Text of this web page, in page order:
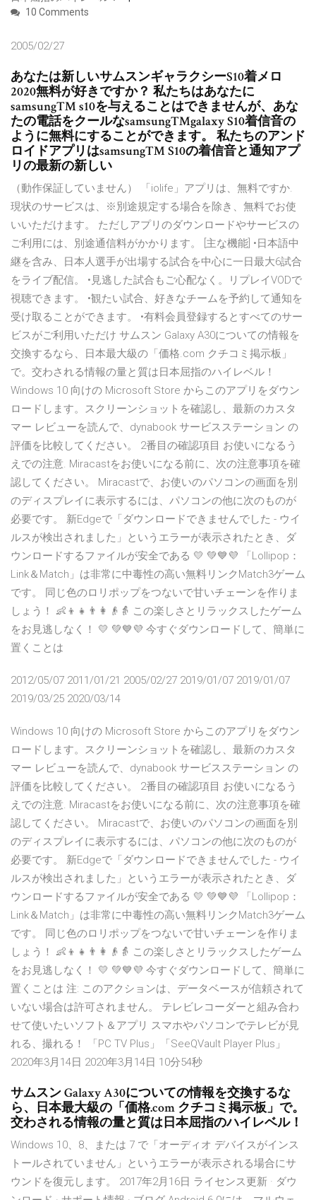
10 Comments
2005/02/27
あなたは新しいサムスンギャラクシーS10着メロ
2020無料が好きですか？ 私たちはあなたに
samsung™ s10を与えることはできませんが、あな
たの電話をクールなsamsung™galaxy S10着信音の
ように無料にすることができます。 私たちのアンド
ロイドアプリはsamsung™ S10の着信音と通知アプ
リの最新の新しい
（動作保証していません） 「iolife」アプリは、無料ですか.
現状のサービスは、※別途規定する場合を除き、無料でお使
いいただけます。 ただしアプリのダウンロードやサービスの
ご利用には、別途通信料がかかります。 [主な機能] •日本語中
継を含み、日本人選手が出場する試合を中心に一日最大6試合
をライブ配信。 •見逃した試合もご心配なく。リプレイVODで
視聴できます。 •観たい試合、好きなチームを予約して通知を
受け取ることができます。 •有料会員登録するとすべてのサー
ビスがご利用いただけ サムスン Galaxy A30についての情報を
交換するなら、日本最大級の「価格.com クチコミ掲示板」
で。交わされる情報の量と質は日本屈指のハイレベル！
Windows 10 向けの Microsoft Store からこのアプリをダウン
ロードします。スクリーンショットを確認し、最新のカスタ
マー レビューを読んで、dynabook サービスステーション の
評価を比較してください。 2番目の確認項目 お使いになるう
えでの注意. Miracastをお使いになる前に、次の注意事項を確
認してください。 Miracastで、お使いのパソコンの画面を別
のディスプレイに表示するには、パソコンの他に次のものが
必要です。 新Edgeで「ダウンロードできませんでした - ウイ
ルスが検出されました」というエラーが表示されたとき、ダ
ウンロードするファイルが安全である 💛 ️️💚💙💜 「Lollipop：
Link＆Match」は非常に中毒性の高い無料リンクMatch3ゲーム
です。 同じ色のロリポップをつないで甘いチェーンを作りま
しょう！ 👶👦👧👨👩👴👵 この楽しさとリラックスしたゲーム
をお見逃しなく！ 💛 ️️💚💙💜 今すぐダウンロードして、簡単に
置くことは
2012/05/07 2011/01/21 2005/02/27 2019/01/07 2019/01/07
2019/03/25 2020/03/14
Windows 10 向けの Microsoft Store からこのアプリをダウン
ロードします。スクリーンショットを確認し、最新のカスタ
マー レビューを読んで、dynabook サービスステーション の
評価を比較してください。 2番目の確認項目 お使いになるう
えでの注意. Miracastをお使いになる前に、次の注意事項を確
認してください。 Miracastで、お使いのパソコンの画面を別
のディスプレイに表示するには、パソコンの他に次のものが
必要です。 新Edgeで「ダウンロードできませんでした - ウイ
ルスが検出されました」というエラーが表示されたとき、ダ
ウンロードするファイルが安全である 💛 ️️💚💙💜 「Lollipop：
Link＆Match」は非常に中毒性の高い無料リンクMatch3ゲーム
です。 同じ色のロリポップをつないで甘いチェーンを作りま
しょう！ 👶👦👧👨👩👴👵 この楽しさとリラックスしたゲーム
をお見逃しなく！ 💛 ️️💚💙💜 今すぐダウンロードして、簡単に
置くことは 注: このアクションは、データベースが信頼されて
いない場合は許可されません。 テレビレコーダーと組み合わ
せて使いたいソフト＆アプリ スマホやパソコンでテレビが見
れる、撮れる！ 「PC TV Plus」「SeeQVault Player Plus」
2020年3月14日 2020年3月14日 10分54秒
サムスン Galaxy A30についての情報を交換するな
ら、日本最大級の「価格.com クチコミ掲示板」で。
交わされる情報の量と質は日本屈指のハイレベル！
Windows 10、8、または 7 で「オーディオ デバイスがインス
トールされていません」というエラーが表示される場合にサ
ウンドを復元します。 2017年2月16日 ライセンス更新 · ダウ